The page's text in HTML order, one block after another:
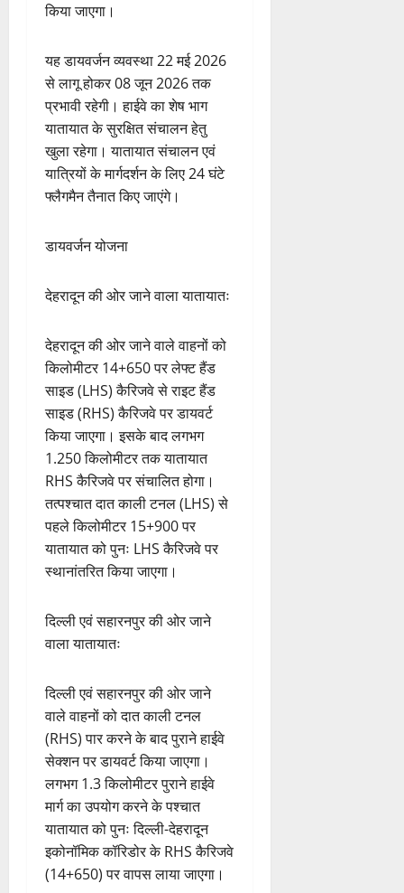
किया जाएगा।
यह डायवर्जन व्यवस्था 22 मई 2026
से लागू होकर 08 जून 2026 तक
प्रभावी रहेगी। हाईवे का शेष भाग
यातायात के सुरक्षित संचालन हेतु
खुला रहेगा। यातायात संचालन एवं
यात्रियों के मार्गदर्शन के लिए 24 घंटे
फ्लैगमैन तैनात किए जाएंगे।
डायवर्जन योजना
देहरादून की ओर जाने वाला यातायातः
देहरादून की ओर जाने वाले वाहनों को
किलोमीटर 14+650 पर लेफ्ट हैंड
साइड (LHS) कैरिजवे से राइट हैंड
साइड (RHS) कैरिजवे पर डायवर्ट
किया जाएगा। इसके बाद लगभग
1.250 किलोमीटर तक यातायात
RHS कैरिजवे पर संचालित होगा।
तत्पश्चात दात काली टनल (LHS) से
पहले किलोमीटर 15+900 पर
यातायात को पुनः LHS कैरिजवे पर
स्थानांतरित किया जाएगा।
दिल्ली एवं सहारनपुर की ओर जाने
वाला यातायातः
दिल्ली एवं सहारनपुर की ओर जाने
वाले वाहनों को दात काली टनल
(RHS) पार करने के बाद पुराने हाईवे
सेक्शन पर डायवर्ट किया जाएगा।
लगभग 1.3 किलोमीटर पुराने हाईवे
मार्ग का उपयोग करने के पश्चात
यातायात को पुनः दिल्ली-देहरादून
इकोनॉमिक कॉरिडोर के RHS कैरिजवे
(14+650) पर वापस लाया जाएगा।